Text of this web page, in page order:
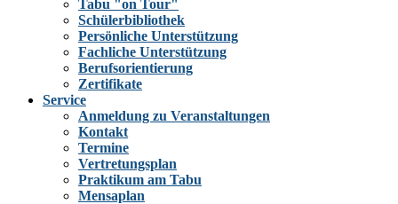
Tabu "on Tour"
Schülerbibliothek
Persönliche Unterstützung
Fachliche Unterstützung
Berufsorientierung
Zertifikate
Service
Anmeldung zu Veranstaltungen
Kontakt
Termine
Vertretungsplan
Praktikum am Tabu
Mensaplan